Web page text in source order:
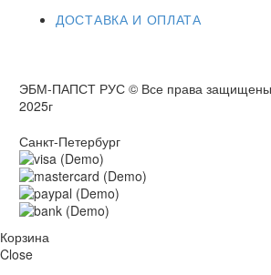
ДОСТАВКА И ОПЛАТА
ЭБМ-ПАПСТ РУС © Все права
2025г
Санкт-Петербург
Корзина
Close